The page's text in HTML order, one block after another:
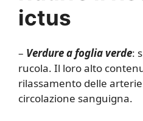
ictus
– Verdure a foglia verde:
rucola. Il loro alto
rilassamento delle
circolazione sanguigna.